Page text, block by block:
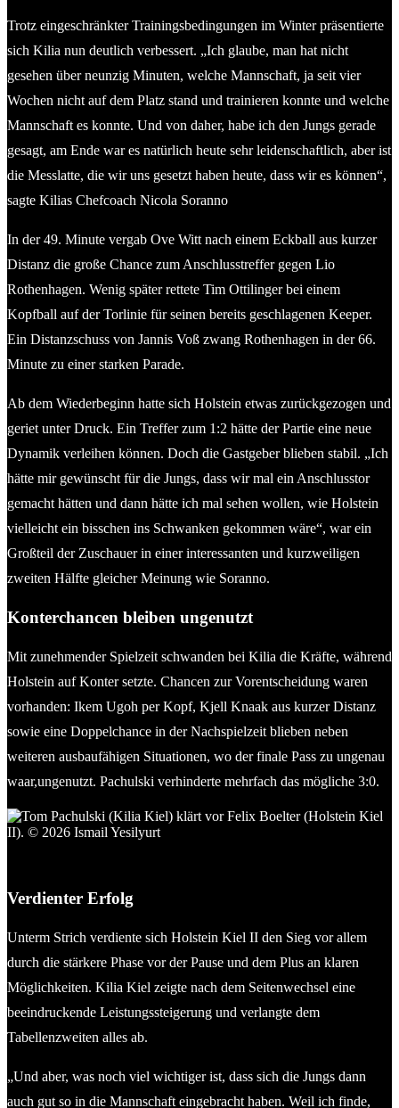
Trotz eingeschränkter Trainingsbedingungen im Winter präsentierte
sich Kilia nun deutlich verbessert. „Ich glaube, man hat nicht
gesehen über neunzig Minuten, welche Mannschaft, ja seit vier
Wochen nicht auf dem Platz stand und trainieren konnte und welche
Mannschaft es konnte. Und von daher, habe ich den Jungs gerade
gesagt, am Ende war es natürlich heute sehr leidenschaftlich, aber ist
die Messlatte, die wir uns gesetzt haben heute, dass wir es können“,
sagte Kilias Chefcoach Nicola Soranno
In der 49. Minute vergab Ove Witt nach einem Eckball aus kurzer
Distanz die große Chance zum Anschlusstreffer gegen Lio
Rothenhagen. Wenig später rettete Tim Ottilinger bei einem
Kopfball auf der Torlinie für seinen bereits geschlagenen Keeper.
Ein Distanzschuss von Jannis Voß zwang Rothenhagen in der 66.
Minute zu einer starken Parade.
Ab dem Wiederbeginn hatte sich Holstein etwas zurückgezogen und
geriet unter Druck. Ein Treffer zum 1:2 hätte der Partie eine neue
Dynamik verleihen können. Doch die Gastgeber blieben stabil. „Ich
hätte mir gewünscht für die Jungs, dass wir mal ein Anschlusstor
gemacht hätten und dann hätte ich mal sehen wollen, wie Holstein
vielleicht ein bisschen ins Schwanken gekommen wäre“, war ein
Großteil der Zuschauer in einer interessanten und kurzweiligen
zweiten Hälfte gleicher Meinung wie Soranno.
Konterchancen bleiben ungenutzt
Mit zunehmender Spielzeit schwanden bei Kilia die Kräfte, während
Holstein auf Konter setzte. Chancen zur Vorentscheidung waren
vorhanden: Ikem Ugoh per Kopf, Kjell Knaak aus kurzer Distanz
sowie eine Doppelchance in der Nachspielzeit blieben neben
weiteren ausbaufähigen Situationen, wo der finale Pass zu ungenau
waar,ungenutzt. Pachulski verhinderte mehrfach das mögliche 3:0.
Verdienter Erfolg
Unterm Strich verdiente sich Holstein Kiel II den Sieg vor allem
durch die stärkere Phase vor der Pause und dem Plus an klaren
Möglichkeiten. Kilia Kiel zeigte nach dem Seitenwechsel eine
beeindruckende Leistungssteigerung und verlangte dem
Tabellenzweiten alles ab.
„Und aber, was noch viel wichtiger ist, dass sich die Jungs dann
auch gut so in die Mannschaft eingebracht haben. Weil ich finde,